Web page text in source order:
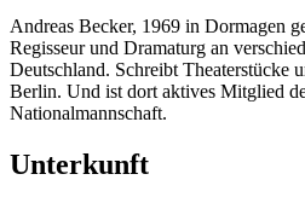
Andreas Becker, 1969 in Dormagen
Regisseur und Dramaturg an
Deutschland. Schreibt Theaterstücke
Berlin. Und ist dort aktives Mitglied
Nationalmannschaft.
Unterkunft